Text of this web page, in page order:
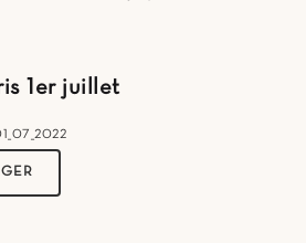
1er juillet